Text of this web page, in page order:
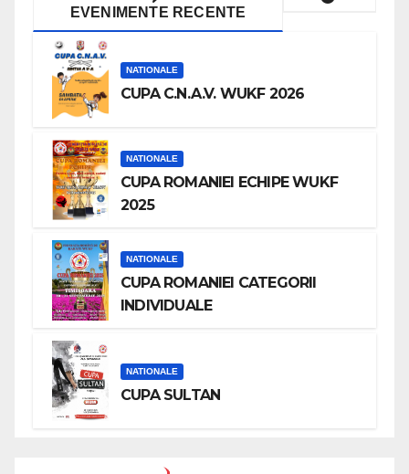
EVENIMENTE RECENTE
NATIONALE
CUPA C.N.A.V. WUKF 2026
NATIONALE
CUPA ROMANIEI ECHIPE WUKF
2025
NATIONALE
CUPA ROMANIEI CATEGORII
INDIVIDUALE
NATIONALE
CUPA SULTAN